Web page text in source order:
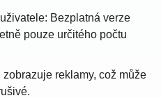
Bezplatná verze
pouze určitého počtu
reklamy, což může